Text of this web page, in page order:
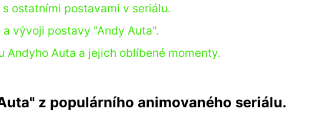
ostatními postavami v seriálu.
vývoji postavy "Andy Auta".
Andyho Auta a jejich oblíbené momenty.
z populárního animovaného seriálu.